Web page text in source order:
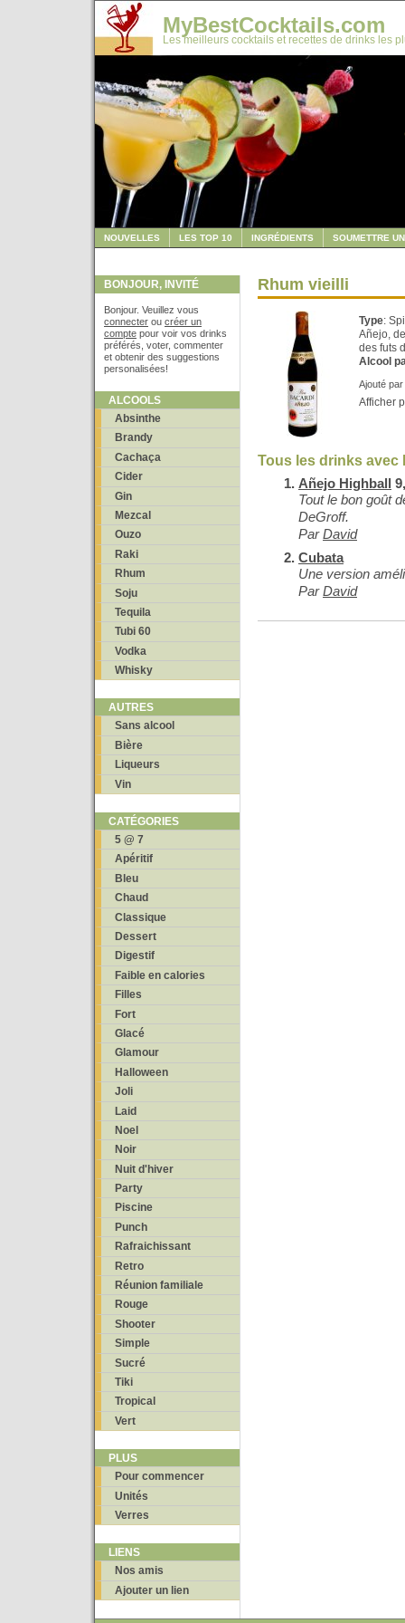
MyBestCocktails.com
Les meilleurs cocktails et recettes de drinks les
NOUVELLES LES TOP 10 INGRÉDIENTS SOUMETTRE
BONJOUR, INVITÉ
Bonjour. Veuillez vous
connecter ou créer un
compte pour voir vos drinks
préférés, voter, commenter
et obtenir des suggestions
personalisées!
ALCOOLS
Absinthe
Brandy
Cachaça
Cider
Gin
Mezcal
Ouzo
Raki
Rhum
Soju
Tequila
Tubi 60
Vodka
Whisky
AUTRES
Sans alcool
Bière
Liqueurs
Vin
CATÉGORIES
5 @ 7
Apéritif
Bleu
Chaud
Classique
Dessert
Digestif
Faible en calories
Filles
Fort
Glacé
Glamour
Halloween
Joli
Laid
Noel
Noir
Nuit d'hiver
Party
Piscine
Punch
Rafraichissant
Retro
Réunion familiale
Rouge
Shooter
Simple
Sucré
Tiki
Tropical
Vert
PLUS
Pour commencer
Unités
Verres
LIENS
Nos amis
Ajouter un lien
Rhum vieilli
Type:
Añejo,
des futs
Alcool
Ajouté par
Afficher
Tous les drinks avec
Añejo Highball
Tout le bon goût
DeGroff.
ParDavid
Cubata
Une version
ParDavid